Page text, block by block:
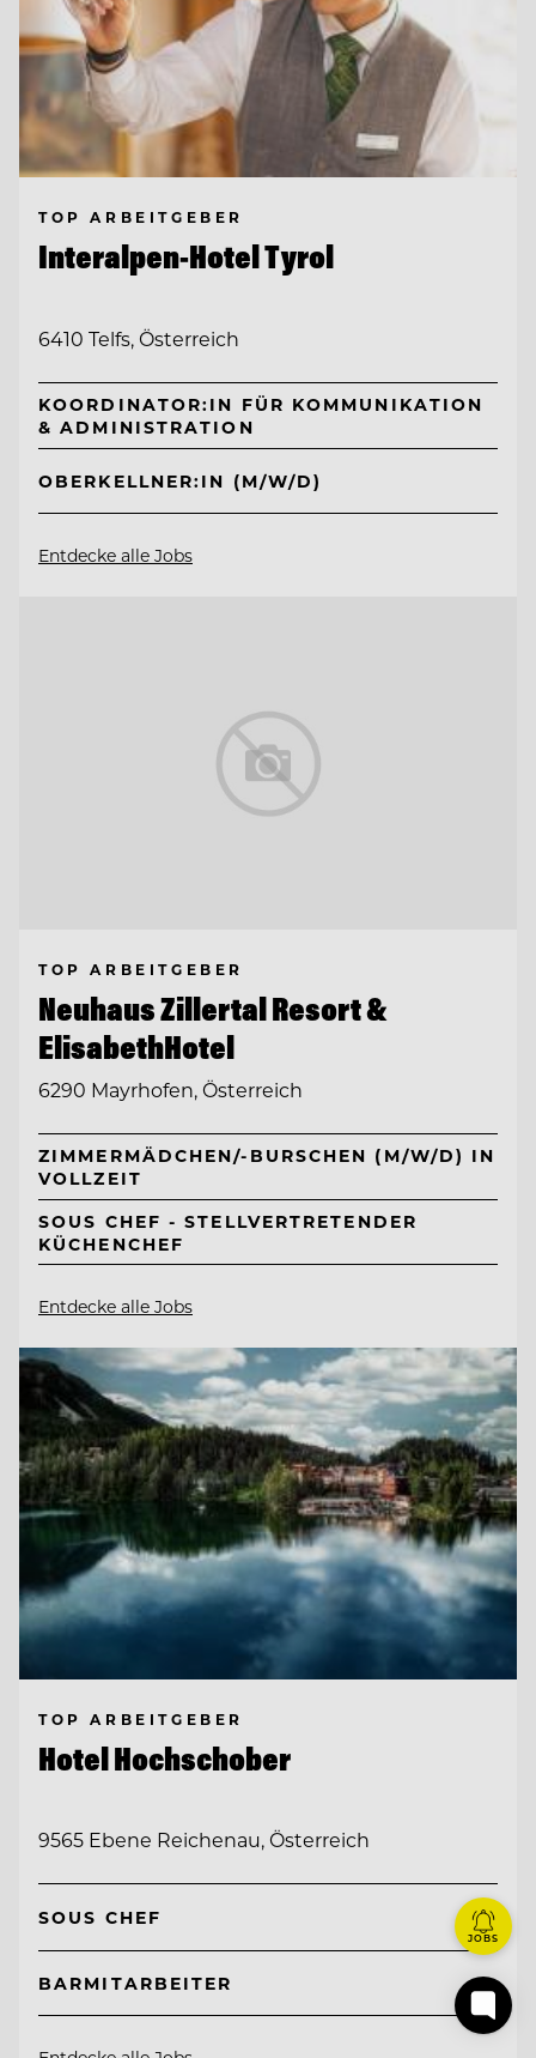
TOP ARBEITGEBER
Interalpen-Hotel Tyrol
6410 Telfs, Österreich
KOORDINATOR:IN FÜR KOMMUNIKATION
& ADMINISTRATION
OBERKELLNER:IN (M/W/D)
Entdecke alle Jobs
TOP ARBEITGEBER
Neuhaus Zillertal Resort &
ElisabethHotel
6290 Mayrhofen, Österreich
ZIMMERMÄDCHEN/-BURSCHEN (M/W/D) IN
VOLLZEIT
SOUS CHEF - STELLVERTRETENDER
KÜCHENCHEF
Entdecke alle Jobs
TOP ARBEITGEBER
Hotel Hochschober
9565 Ebene Reichenau, Österreich
SOUS CHEF
BARMITARBEITER
JOBS